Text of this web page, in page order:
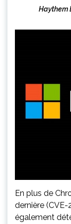
Haythem
En plus de
dernière
également